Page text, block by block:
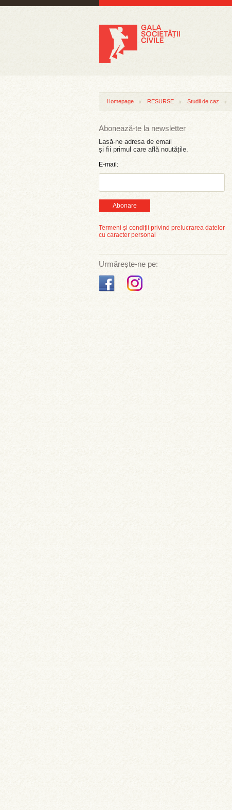
Homepage RESURSE Studii de caz
Abonează-te la newsletter
Lasă-ne adresa de email
și fii primul care află noutățile.
E-mail:
Abonare
Termeni și condiții privind prelucrarea datelor
cu caracter personal
Urmărește-ne pe: